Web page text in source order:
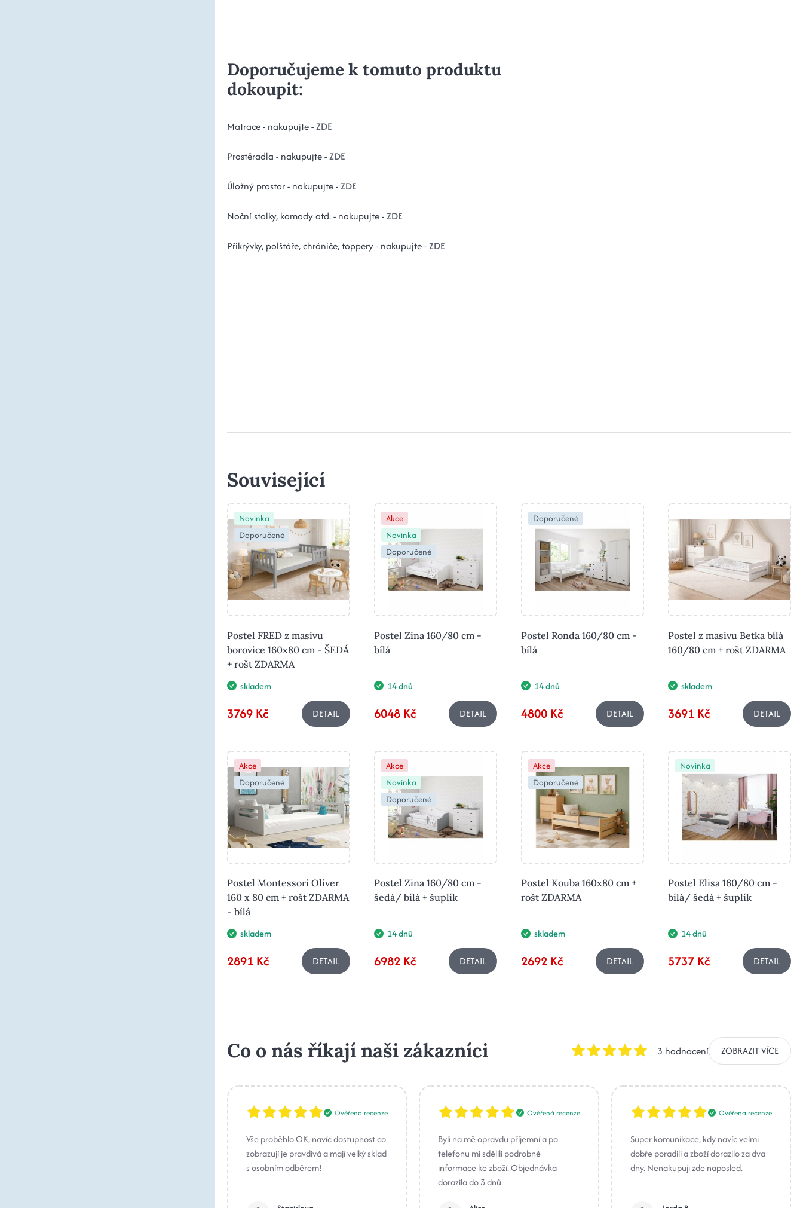
Doporučujeme k tomuto produktu
dokoupit:
Matrace - nakupujte -ZDE
Prostěradla - nakupujte -ZDE
Úložný prostor - nakupujte -ZDE
Noční stolky, komody atd. - nakupujte -ZDE
Přikrývky, polštáře, chrániče, toppery - nakupujte -ZDE
Související
Novinka
Doporučené
Postel FRED z masivu
borovice 160x80 cm - ŠEDÁ
+ rošt ZDARMA
skladem
3769 Kč DETAIL
Akce
Novinka
Doporučené
Postel Zina 160/80 cm -
bílá
14 dnů
6048 Kč DETAIL
Doporučené
Postel Ronda 160/80 cm -
bílá
14 dnů
4800 Kč DETAIL
Postel z masivu Betka bílá
160/80 cm + rošt ZDARMA
skladem
3691 Kč DETAIL
Akce
Doporučené
Postel Montessori Oliver
160 x 80 cm + rošt ZDARMA
- bílá
skladem
2891 Kč DETAIL
Akce
Novinka
Doporučené
Postel Zina 160/80 cm -
šedá/ bílá + šuplík
14 dnů
6982 Kč DETAIL
Akce
Doporučené
Postel Kouba 160x80 cm +
rošt ZDARMA
skladem
2692 Kč DETAIL
Novinka
Postel Elisa 160/80 cm -
bílá/ šedá + šuplík
14 dnů
5737 Kč DETAIL
Co o nás říkají naši zákazníci 3 hodnocení ZOBRAZIT VÍCE
Ověřená recenze
Vše proběhlo OK, navíc dostupnost co
zobrazují je pravdivá a mají velký sklad
s osobním odběrem!
Ověřená recenze
Byli na mě opravdu příjemní a po
telefonu mi sdělili podrobné
informace ke zboží. Objednávka
dorazila do 3 dnů.
Ověřená recenze
Super komunikace, kdy navíc velmi
dobře poradili a zboží dorazilo za dva
dny. Nenakupuji zde naposled.